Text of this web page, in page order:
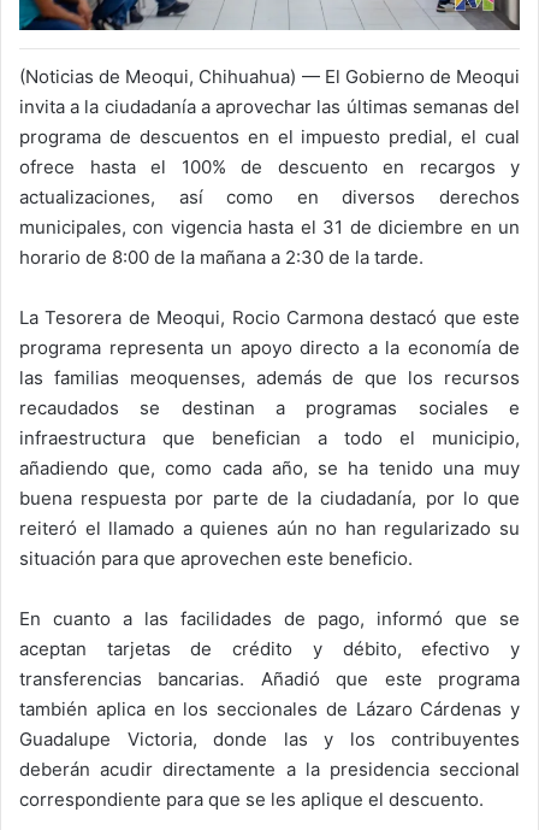
(Noticias de Meoqui, Chihuahua) — El Gobierno de Meoqui
invita a la ciudadanía a aprovechar las últimas semanas del
programa de descuentos en el impuesto predial, el cual
ofrece hasta el 100% de descuento en recargos y
actualizaciones, así como en diversos derechos
municipales, con vigencia hasta el 31 de diciembre en un
horario de 8:00 de la mañana a 2:30 de la tarde.
La Tesorera de Meoqui, Rocio Carmona destacó que este
programa representa un apoyo directo a la economía de
las familias meoquenses, además de que los recursos
recaudados se destinan a programas sociales e
infraestructura que benefician a todo el municipio,
añadiendo que, como cada año, se ha tenido una muy
buena respuesta por parte de la ciudadanía, por lo que
reiteró el llamado a quienes aún no han regularizado su
situación para que aprovechen este beneficio.
En cuanto a las facilidades de pago, informó que se
aceptan tarjetas de crédito y débito, efectivo y
transferencias bancarias. Añadió que este programa
también aplica en los seccionales de Lázaro Cárdenas y
Guadalupe Victoria, donde las y los contribuyentes
deberán acudir directamente a la presidencia seccional
correspondiente para que se les aplique el descuento.